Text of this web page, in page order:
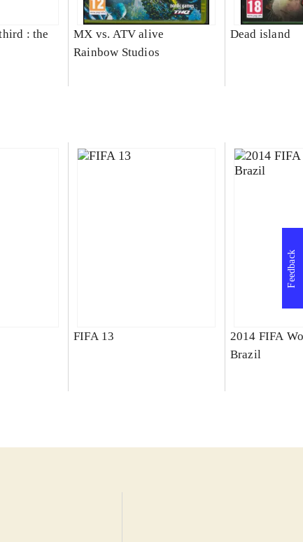
: the
MX vs. ATV alive
Rainbow Studios
Dead island
FIFA 13
2014 FIFA
Brazil
Feedback